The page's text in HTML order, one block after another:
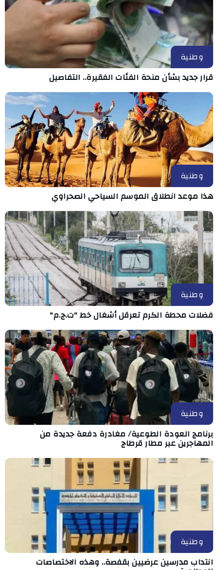
وطنية
قرار جديد بشأن منحة الفئات الفقيرة.. التفاصيل
وطنية
هذا موعد انطلاق الموسم السياحي الصحراوي
وطنية
فضلات محطة الكرم تعرقل أشغال خط "ت.ج.م"
وطنية
برنامج العودة الطوعية/ مغادرة دفعة جديدة من
المهاجرين عبر مطار قرطاج
وطنية
انتداب مدرسين عرضيين بقفصة.. وهذه الاختصاصات